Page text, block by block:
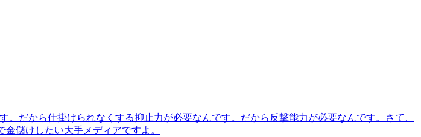
。だから仕掛けられなくする抑止力が必要なんです。だから反撃能力が必要なんです。さて、
儲けしたい大手メディアですよ。